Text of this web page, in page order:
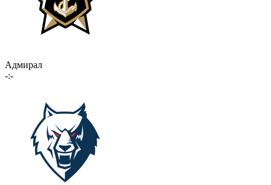
Адмирал
-:-